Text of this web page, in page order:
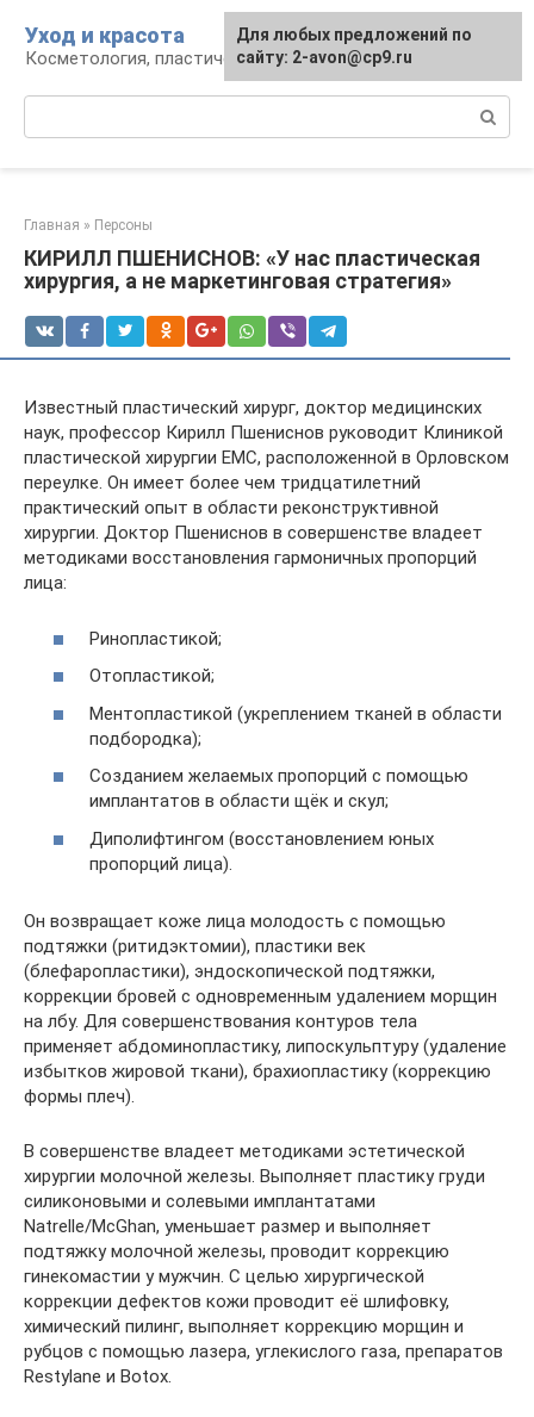
контенту
Уход и красота
Косметология, пластическая хирургия, уход
Главная » Персоны
КИРИЛЛ ПШЕНИСНОВ: «У нас пластическая
хирургия, а не маркетинговая стратегия»
Известный пластический хирург, доктор медицинских
наук, профессор Кирилл Пшениснов руководит Клиникой
пластической хирургии ЕМС, расположенной в Орловском
переулке. Он имеет более чем тридцатилетний
практический опыт в области реконструктивной
хирургии. Доктор Пшениснов в совершенстве владеет
методиками восстановления гармоничных пропорций
лица:
Ринопластикой;
Отопластикой;
Ментопластикой (укреплением тканей в области
подбородка);
Созданием желаемых пропорций с помощью
имплантатов в области щёк и скул;
Диполифтингом (восстановлением юных
пропорций лица).
Он возвращает коже лица молодость с помощью
подтяжки (ритидэктомии), пластики век
(блефаропластики), эндоскопической подтяжки,
коррекции бровей с одновременным удалением морщин
на лбу. Для совершенствования контуров тела
применяет абдоминопластику, липоскульптуру (удаление
избытков жировой ткани), брахиопластику (коррекцию
формы плеч).
В совершенстве владеет методиками эстетической
хирургии молочной железы. Выполняет пластику груди
силиконовыми и солевыми имплантатами
Natrelle/McGhan, уменьшает размер и выполняет
подтяжку молочной железы, проводит коррекцию
гинекомастии у мужчин. С целью хирургической
коррекции дефектов кожи проводит её шлифовку,
химический пилинг, выполняет коррекцию морщин и
рубцов с помощью лазера, углекислого газа, препаратов
Restylane и Botox.
Для любых предложений по
сайту: 2-avon@cp9.ru